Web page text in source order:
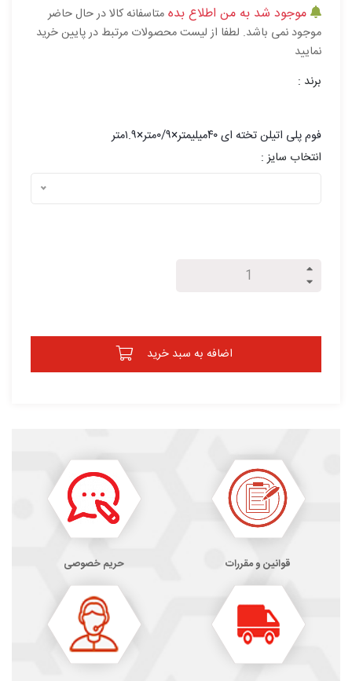
موجود شد به من اطلاع بده متاسفانه کالا در حال حاضر
موجود نمی باشد. لطفا از لیست محصولات مرتبط در پایین خرید
نمایید
برند :
فوم پلی اتیلن تخته ای ۴۰میلیمتر×۰/۹متر×۱.۹متر
انتخاب سایز :
اضافه به سبد خرید
قوانین و مقررات حریم خصوصی